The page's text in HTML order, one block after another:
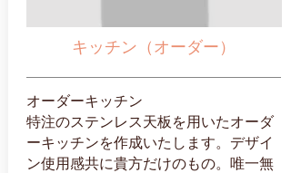
キッチン（オーダー）
オーダーキッチン
特注のステンレス天板を用いたオーダ
ーキッチンを作成いたします。デザイ
ン使用感共に貴方だけのもの。唯一無